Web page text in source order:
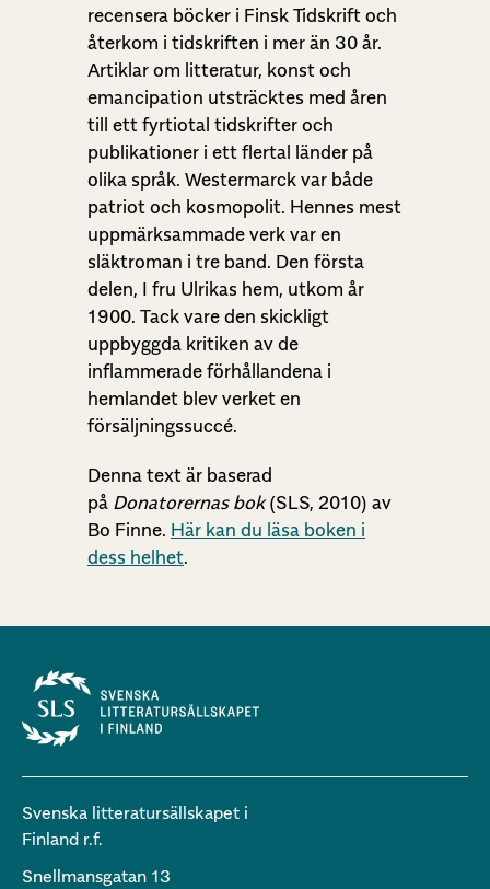
recensera böcker i Finsk Tidskrift och
återkom i tidskriften i mer än 30 år.
Artiklar om litteratur, konst och
emancipation utsträcktes med åren
till ett fyrtiotal tidskrifter och
publikationer i ett flertal länder på
olika språk. Westermarck var både
patriot och kosmopolit. Hennes mest
uppmärksammade verk var en
släktroman i tre band. Den första
delen, I fru Ulrikas hem, utkom år
1900. Tack vare den skickligt
uppbyggda kritiken av de
inflammerade förhållandena i
hemlandet blev verket en
försäljningssuccé.
Denna text är baserad
på Donatorernas bok(SLS, 2010) av
Bo Finne. Här kan du läsa boken i
dess helhet.
Svenska litteratursällskapet i
Finland r.f.
Snellmansgatan 13